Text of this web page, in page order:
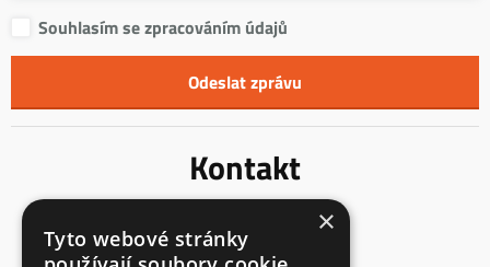
Souhlasím se zpracováním údajů
Kontakt
Mladoňovice 65
×
Tyto webové stránky